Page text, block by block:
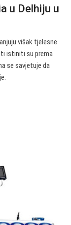
u Delhiju u
višak tjelesne
istiniti su prema
se savjetuje da